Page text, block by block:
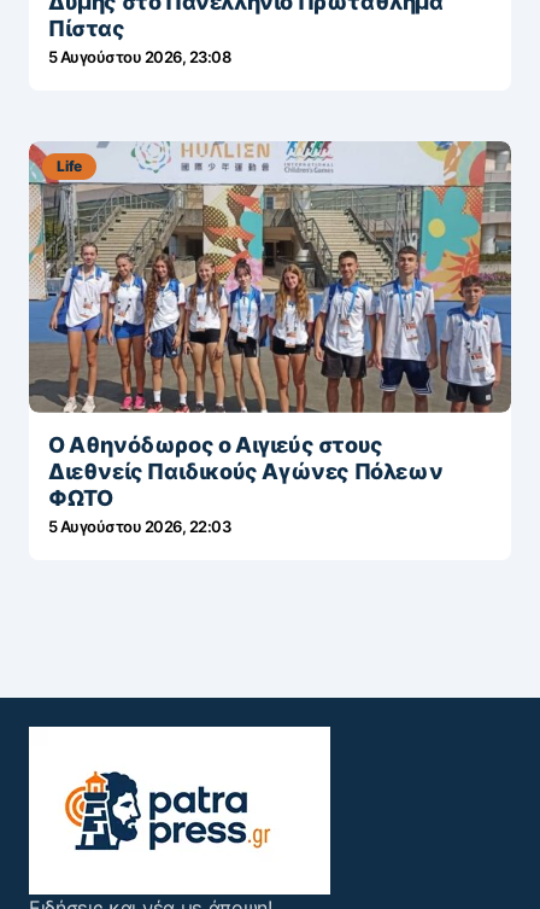
Πίστας
5 Αυγούστου 2026, 23:08
Life
Ο Αθηνόδωρος ο Αιγιεύς στους
Διεθνείς Παιδικούς Αγώνες Πόλεων
ΦΩΤΟ
5 Αυγούστου 2026, 22:03